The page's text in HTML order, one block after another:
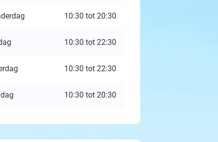
10:30 tot 20:30
10:30 tot 22:30
10:30 tot 22:30
10:30 tot 20:30